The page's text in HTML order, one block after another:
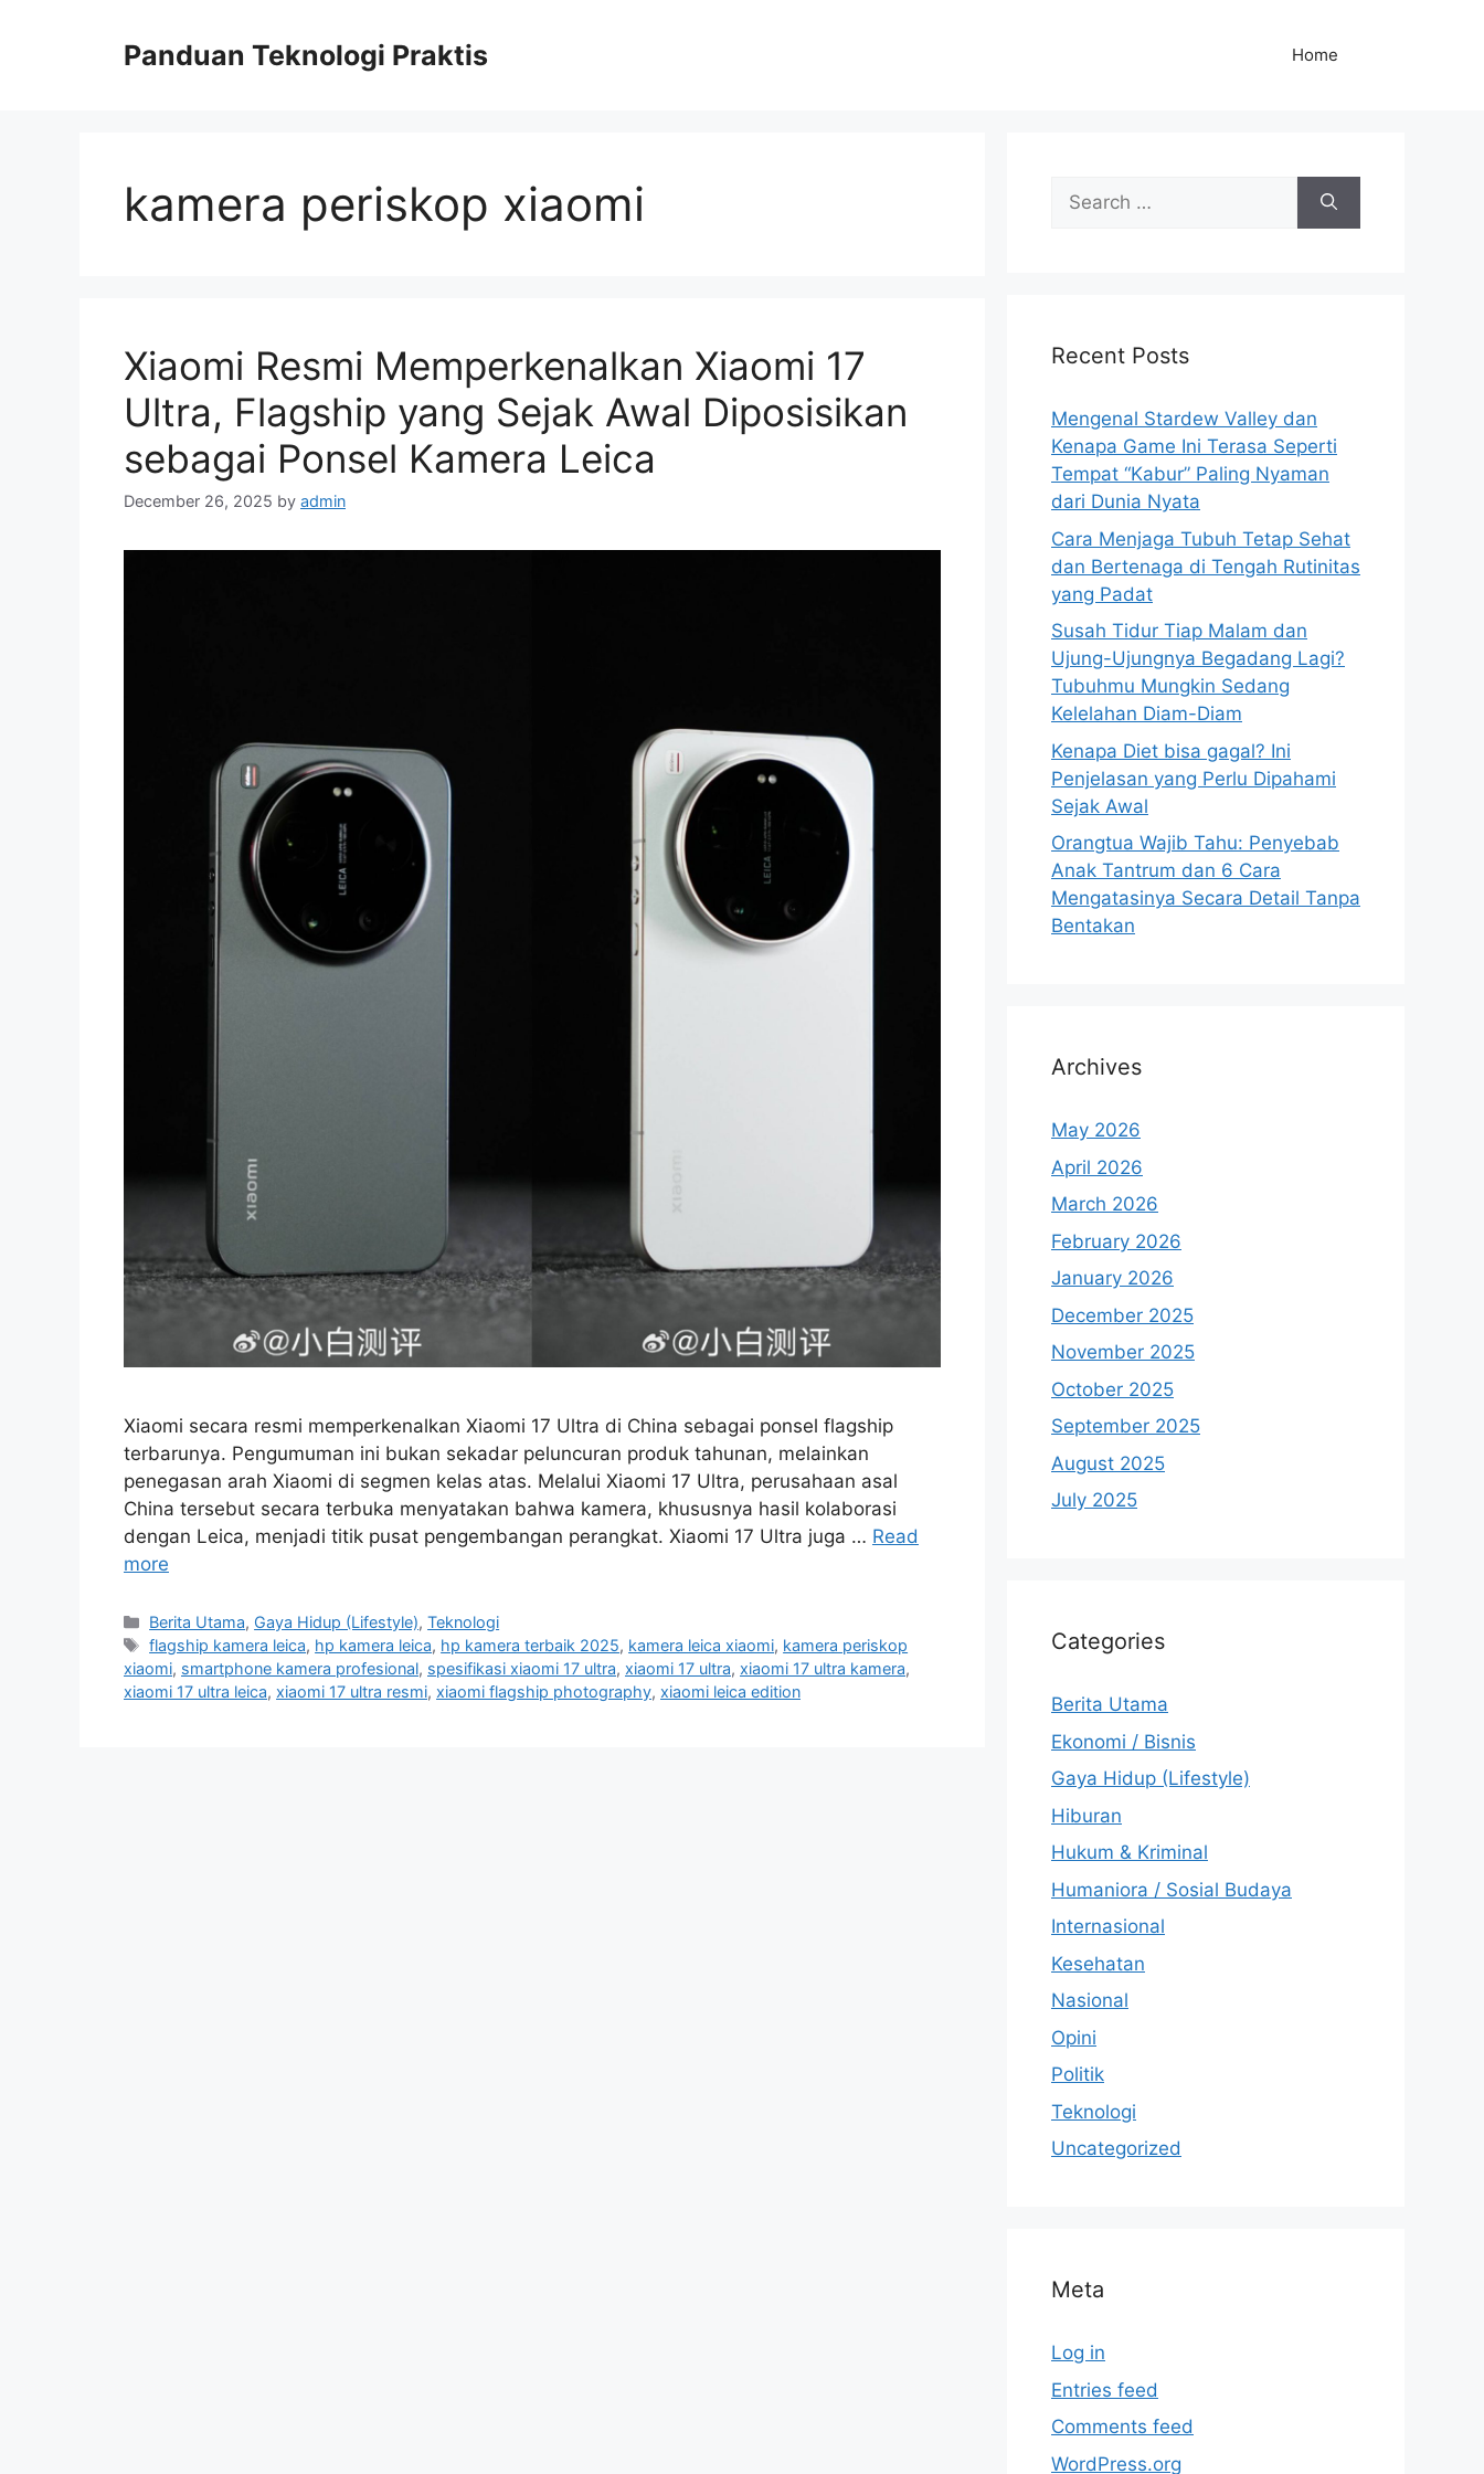
Panduan Teknologi Praktis Home
kamera periskop xiaomi
Xiaomi Resmi Memperkenalkan Xiaomi 17
Ultra, Flagship yang Sejak Awal Diposisikan
sebagai Ponsel Kamera Leica
December 26, 2025 by admin
Xiaomi secara resmi memperkenalkan Xiaomi 17 Ultra di China sebagai ponsel flagship
terbarunya. Pengumuman ini bukan sekadar peluncuran produk tahunan, melainkan
penegasan arah Xiaomi di segmen kelas atas. Melalui Xiaomi 17 Ultra, perusahaan asal
China tersebut secara terbuka menyatakan bahwa kamera, khususnya hasil kolaborasi
dengan Leica, menjadi titik pusat pengembangan perangkat. Xiaomi 17 Ultra juga … Read
more
C
a
t
e
Berita Utama, Gaya Hidup (Lifestyle),Teknologi
T
a
g
flagship kamera leica, hp kamera leica, hp kamera terbaik 2025, kamera leica xiaomi, kamera periskop
xiaomi, smartphone kamera profesional, spesifikasi xiaomi 17 ultra, xiaomi 17 ultra, xiaomi 17 ultra kamera,
xiaomi 17 ultra leica, xiaomi 17 ultra resmi, xiaomi flagship photography, xiaomi leica edition
f
r
:
Recent Posts
Mengenal Stardew Valley dan
Kenapa Game Ini Terasa Seperti
Tempat “Kabur” Paling Nyaman
dari Dunia Nyata
Cara Menjaga Tubuh Tetap Sehat
dan Bertenaga di Tengah Rutinitas
yang Padat
Susah Tidur Tiap Malam dan
Ujung-Ujungnya Begadang Lagi?
Tubuhmu Mungkin Sedang
Kelelahan Diam-Diam
Kenapa Diet bisa gagal? Ini
Penjelasan yang Perlu Dipahami
Sejak Awal
Orangtua Wajib Tahu: Penyebab
Anak Tantrum dan 6 Cara
Mengatasinya Secara Detail Tanpa
Bentakan
Archives
May 2026
April 2026
March 2026
February 2026
January 2026
December 2025
November 2025
October 2025
September 2025
August 2025
July 2025
Categories
Berita Utama
Ekonomi / Bisnis
Gaya Hidup (Lifestyle)
Hiburan
Hukum & Kriminal
Humaniora / Sosial Budaya
Internasional
Kesehatan
Nasional
Opini
Politik
Teknologi
Uncategorized
Meta
Log in
Entries feed
Comments feed
WordPress.org